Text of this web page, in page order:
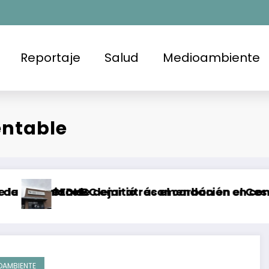
Reportaje Salud Medioambiente
de dejar atrás el carbón en el Cesar,
emitió recomendación en contra de la